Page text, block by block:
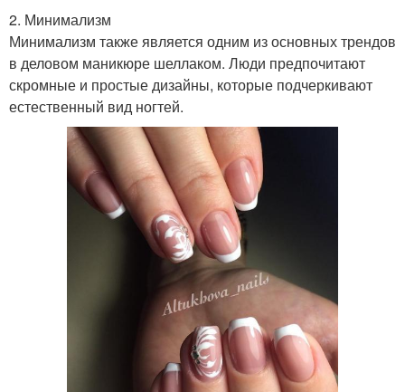
2. Минимализм
Минимализм также является одним из основных трендов
в деловом маникюре шеллаком. Люди предпочитают
скромные и простые дизайны, которые подчеркивают
естественный вид ногтей.